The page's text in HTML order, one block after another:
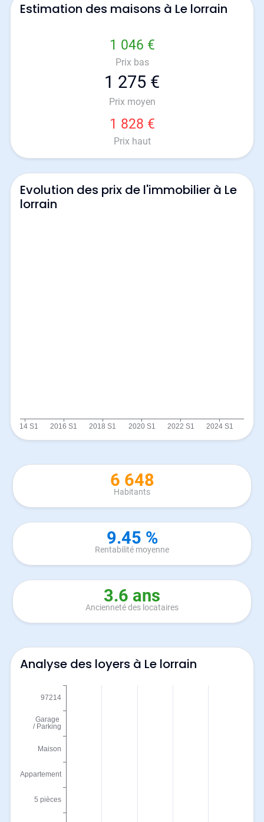
Estimation des maisons à Le lorrain
1 046 €
Prix bas
1 275 €
Prix moyen
1 828 €
Prix haut
Evolution des prix de l'immobilier à Le
lorrain
6 648
Habitants
9.45 %
Rentabilité moyenne
3.6 ans
Ancienneté des locataires
Analyse des loyers à Le lorrain